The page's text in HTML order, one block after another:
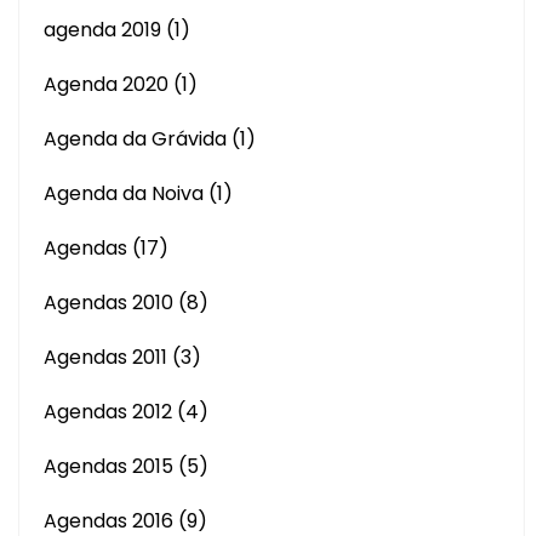
agenda 2019 (1)
Agenda 2020 (1)
Agenda da Grávida (1)
Agenda da Noiva (1)
Agendas (17)
Agendas 2010 (8)
Agendas 2011 (3)
Agendas 2012 (4)
Agendas 2015 (5)
Agendas 2016 (9)